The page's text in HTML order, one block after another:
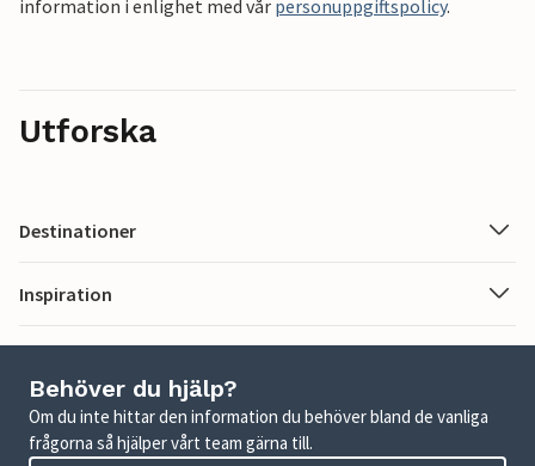
information i enlighet med vår personuppgiftspolicy.
Utforska
Destinationer
Inspiration
Behöver du hjälp?
Om du inte hittar den information du behöver bland de vanliga
frågorna så hjälper vårt team gärna till.